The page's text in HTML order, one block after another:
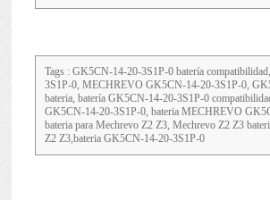
Tags : GK5CN-14-20-3S1P-0 batería
3S1P-0, MECHREVO GK5CN-14-20-3S1P-0,
bateria, batería GK5CN-14-20-3S1P-0
GK5CN-14-20-3S1P-0, bateria MECHREVO
bateria para Mechrevo Z2 Z3, Mechrevo Z2 Z3
Z2 Z3,bateria GK5CN-14-20-3S1P-0